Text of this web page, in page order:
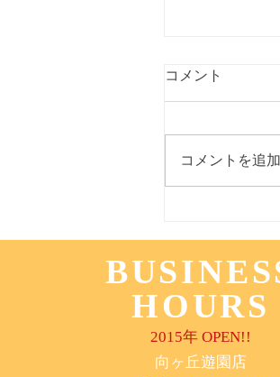
３月３１日
コメント
コメントを追
HOURS
2015年 OPEN!!
​向ヶ丘遊園店